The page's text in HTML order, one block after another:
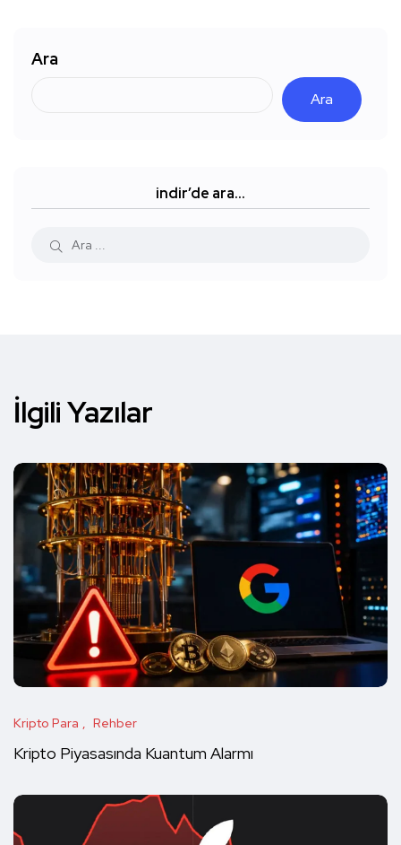
Ara
Ara
indir’de ara…
İlgili Yazılar
Kripto Para Rehber
Kripto Piyasasında Kuantum Alarmı